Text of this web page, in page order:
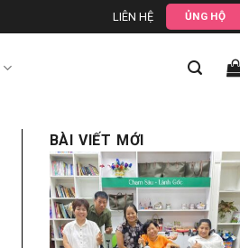
LIÊN HỆ ỦNG HỘ
BÀI VIẾT MỚI